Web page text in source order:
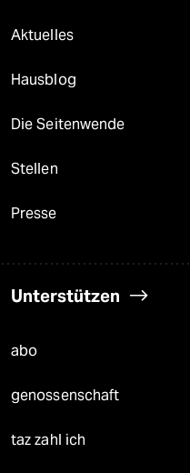
Aktuelles
Hausblog
Die Seitenwende
Stellen
Presse
Unterstützen
abo
genossenschaft
taz zahl ich